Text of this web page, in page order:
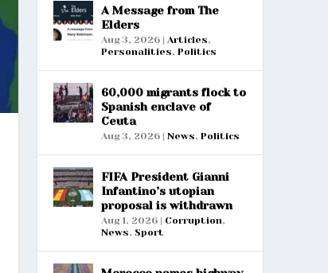
A Message from The
Elders
Aug 3, 2026| Articles,
Personalities, Politics
60,000 migrants flock to
Spanish enclave of
Ceuta
Aug 3, 2026| News, Politics
FIFA President Gianni
Infantino’s utopian
proposal is withdrawn
Aug 1, 2026| Corruption,
News, Sport